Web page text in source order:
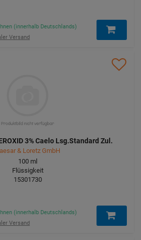
(innerhalb Deutschlands)
Versand
3% Caelo Lsg.Standard Zul.
& Loretz GmbH
100 ml
Flüssigkeit
15301730
(innerhalb Deutschlands)
Versand